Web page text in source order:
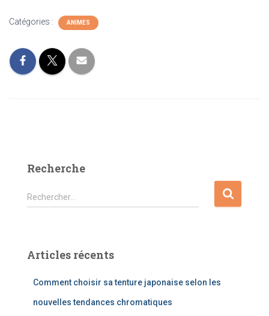
Catégories : ANIMES
Recherche
R
e
r
Rechercher…
Articles récents
Comment choisir sa tenture japonaise selon les
nouvelles tendances chromatiques